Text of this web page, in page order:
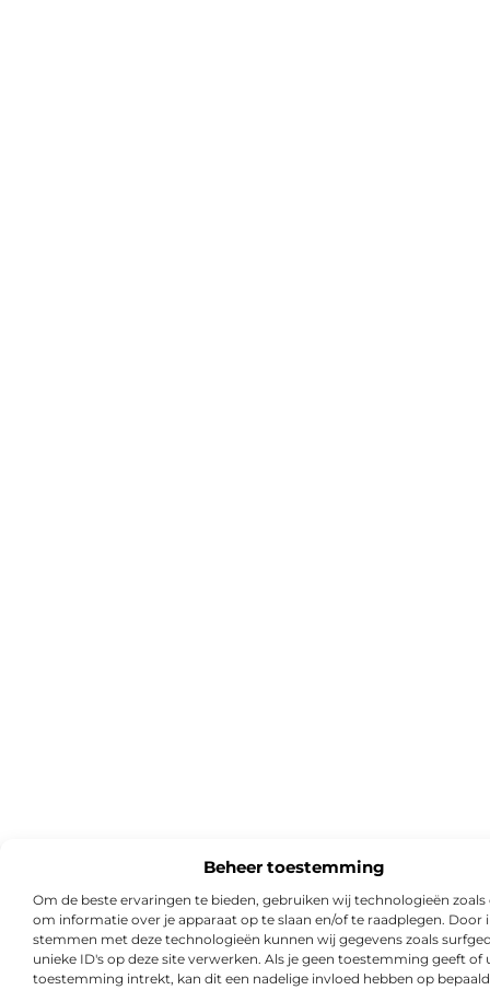
Beheer toestemming
Om de beste ervaringen te bieden, gebruiken wij technologieën zoals
om informatie over je apparaat op te slaan en/of te raadplegen. Door
stemmen met deze technologieën kunnen wij gegevens zoals
unieke ID's op deze site verwerken. Als je geen toestemming geeft of
toestemming intrekt, kan dit een nadelige invloed hebben op